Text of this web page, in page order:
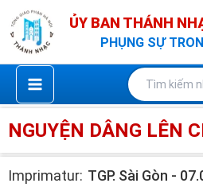
Nhảy
tới
nội
dung
ỦY BAN THÁNH
PHỤNG SỰ
NGUYỆN DÂNG LÊN
Imprimatur: TGP. Sài Gòn -